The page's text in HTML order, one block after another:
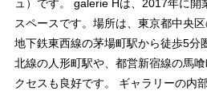
ュ）です。 galerie Hは、2017年に開
スペースです。場所は、東京都中央
地下鉄東西線の茅場町駅から徒歩5分
北線の人形町駅や、都営新宿線の馬
クセスも良好です。 ギャラリーの内